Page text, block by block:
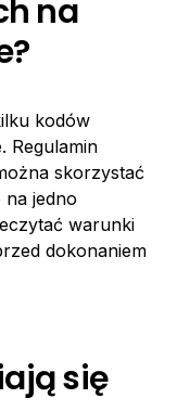
na
kodów
Regulamin
skorzystać
jedno
warunki
dokonaniem
się